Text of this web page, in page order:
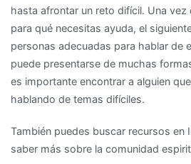
hasta afrontar un reto difícil. Una vez
para qué necesitas ayuda, el
personas adecuadas para hablar de
puede presentarse de muchas
es importante encontrar a alguien
hablando de temas difíciles.
También puedes buscar recursos en
saber más sobre la comunidad